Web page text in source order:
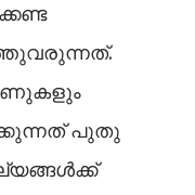
പുതു